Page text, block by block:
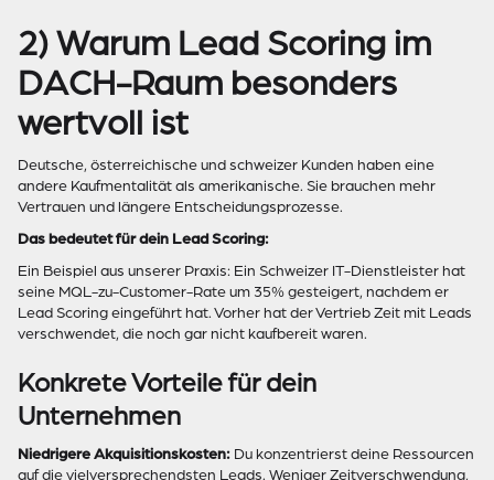
2) Warum Lead Scoring im
DACH-Raum besonders
wertvoll ist
Deutsche, österreichische und schweizer Kunden haben eine
andere Kaufmentalität als amerikanische. Sie brauchen mehr
Vertrauen und längere Entscheidungsprozesse.
Das bedeutet für dein Lead Scoring:
Ein Beispiel aus unserer Praxis: Ein Schweizer IT-Dienstleister hat
seine MQL-zu-Customer-Rate um 35% gesteigert, nachdem er
Lead Scoring eingeführt hat. Vorher hat der Vertrieb Zeit mit Leads
verschwendet, die noch gar nicht kaufbereit waren.
Konkrete Vorteile für dein
Unternehmen
Niedrigere Akquisitionskosten: Du konzentrierst deine Ressourcen
auf die vielversprechendsten Leads. Weniger Zeitverschwendung,